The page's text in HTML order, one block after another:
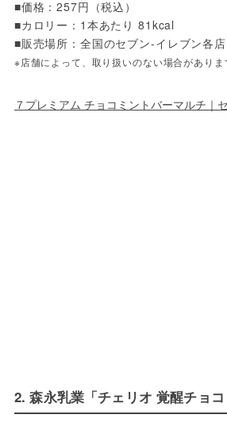
■価格：257円（税込）
■カロリー：1本あたり 81kcal
■販売場所：全国のセブン‐イレブン各店
※店舗によって、取り扱いのない場合がありま
７プレミアム チョコミントバーマルチ｜
2. 森永乳業「チェリオ 覚醒チョコ